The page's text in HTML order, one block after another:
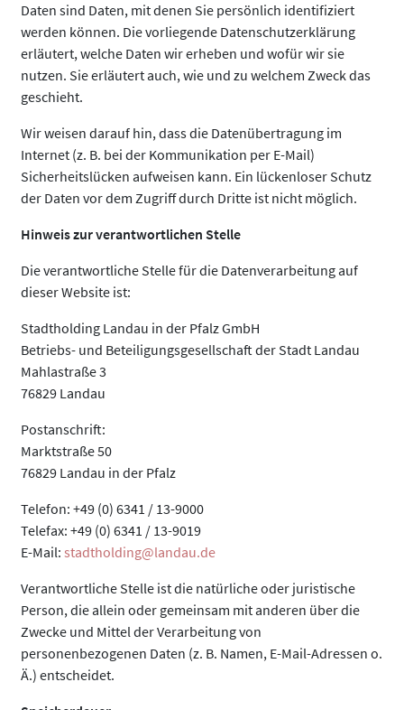
Daten sind Daten, mit denen Sie persönlich identifiziert
werden können. Die vorliegende Datenschutzerklärung
erläutert, welche Daten wir erheben und wofür wir sie
nutzen. Sie erläutert auch, wie und zu welchem Zweck das
geschieht.
Wir weisen darauf hin, dass die Datenübertragung im
Internet (z. B. bei der Kommunikation per E-Mail)
Sicherheitslücken aufweisen kann. Ein lückenloser Schutz
der Daten vor dem Zugriff durch Dritte ist nicht möglich.
Hinweis zur verantwortlichen Stelle
Die verantwortliche Stelle für die Datenverarbeitung auf
dieser Website ist:
Stadtholding Landau in der Pfalz GmbH
Betriebs- und Beteiligungsgesellschaft der Stadt Landau
Mahlastraße 3
76829 Landau
Postanschrift:
Marktstraße 50
76829 Landau in der Pfalz
Telefon: +49 (0) 6341 / 13-9000
Telefax: +49 (0) 6341 / 13-9019
E-Mail: stadtholding@landau.de
Verantwortliche Stelle ist die natürliche oder juristische
Person, die allein oder gemeinsam mit anderen über die
Zwecke und Mittel der Verarbeitung von
personenbezogenen Daten (z. B. Namen, E-Mail-Adressen o.
Ä.) entscheidet.